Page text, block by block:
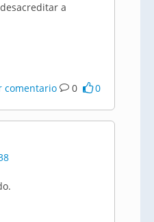
a
comentario 0 0